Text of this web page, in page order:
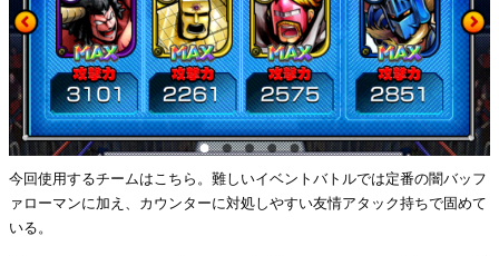
今回使用するチームはこちら。難しいイベントバトルでは定番の闇バッフ
ァローマンに加え、カウンターに対処しやすい友情アタック持ちで固めて
いる。